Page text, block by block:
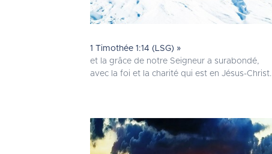
1 Timothée 1:14 (LSG) »
et la grâce de notre Seigneur a surabondé,
avec la foi et la charité qui est en Jésus-Christ.